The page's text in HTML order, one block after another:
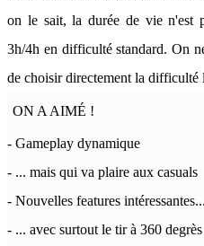
on le sait, la durée de vie n'est
3h/4h en difficulté standard. On
de choisir directement la difficulté
ON A AIMÉ !
- Gameplay dynamique
- ... mais qui va plaire aux casuals
- Nouvelles features intéressantes...
- ... avec surtout le tir à 360 degrès